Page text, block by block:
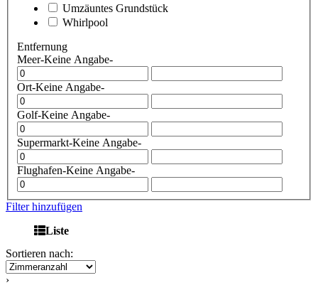
Umzäuntes Grundstück
Whirlpool
Entfernung
Meer-Keine Angabe-
Ort-Keine Angabe-
Golf-Keine Angabe-
Supermarkt-Keine Angabe-
Flughafen-Keine Angabe-
Filter hinzufügen
Liste
Sortieren nach:
›